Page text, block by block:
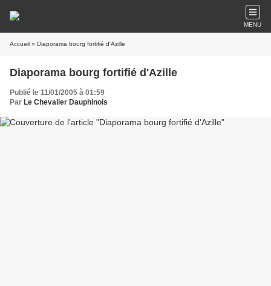
MENU
Accueil » Diaporama bourg fortifié d'Azille
Diaporama bourg fortifié d'Azille
Publié le 11/01/2005 à 01:59
Par Le Chevalier Dauphinois